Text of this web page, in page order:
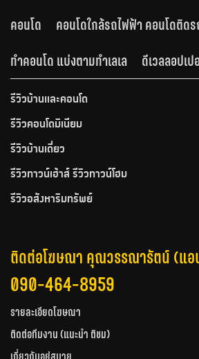
คอนโด
คอนโดใกล้รถไฟฟ้า คอนโดติด
ทำคอนโด แบ่งตามทำเลเล
ดีเวลลอปเป
รีวิวบ้านและคอนโด
รีวิวคอนโดมิเนียม
รีวิวบ้านเดี่ยว
รีวิวทาวน์เฮ้าส์ รีวิวทาวน์โฮม
รีวิวอสังหาริมทรัพย์
ติดต่อโฆษณา คุณวรรณารัตน์ (แ
090-464-8959
รายละเอียดโฆษณา
ติดต่อทีมงาน (แนะนำ ติชม)